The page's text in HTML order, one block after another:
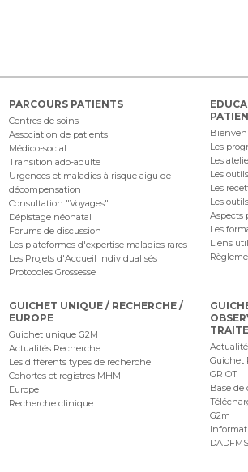
PARCOURS PATIENTS
Centres de soins
Association de patients
Médico-social
Transition ado-adulte
Urgences et maladies à risque aigu de
décompensation
Consultation "Voyages"
Dépistage néonatal
Forums de discussion
Les plateformes d'expertise maladies rares
Les Projets d'Accueil Individualisés
Protocoles Grossesse
Les
Les
Les
Les
Les
Aspects
Les
Liens
GUICHET UNIQUE / RECHERCHE /
EUROPE
Guichet unique G2M
Actualités Recherche
Les différents types de recherche
Cohortes et registres MHM
Europe
Recherche clinique
Guichet
GRIOT
Base de
G2m
DADFMS